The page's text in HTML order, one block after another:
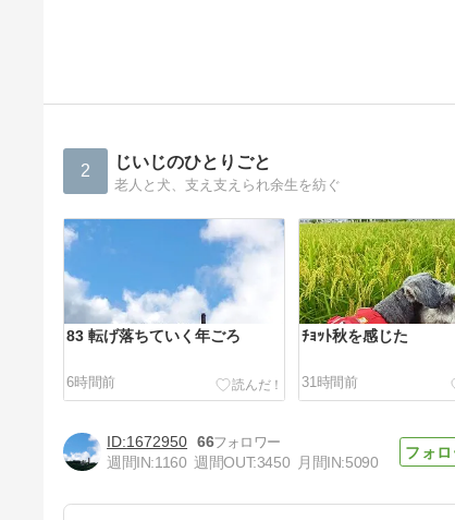
2 じいじのひとりごと
老人と犬、支え支えられ余生を紡ぐ
83 転げ落ちていく年ごろ
6時間前
ﾁｮｯﾄ秋を感じた
31時間前
1672950 66
週間IN:1160 週間OUT:3450 月間IN:5090